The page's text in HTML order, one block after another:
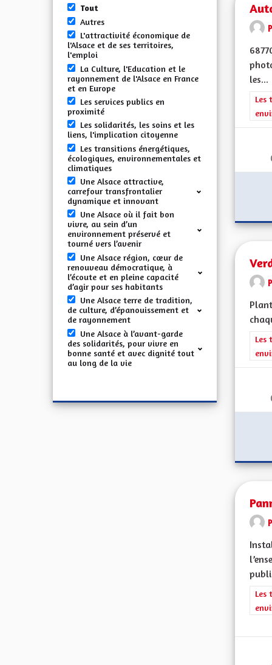
Tout
Autres
L'attractivité économique de
l'Alsace et de ses territoires,
l'emploi
La Culture, l'Education et le
rayonnement de l'Alsace en France
et en Europe
Les services publics en
proximité
Les solidarités, les soins et les
liens, l'implication citoyenne
Les transitions énergétiques,
écologiques, environnementales et
climatiques
Une Alsace attractive,
carrefour transfrontalier
dynamique et innovant
Une Alsace où il fait bon
vivre, au sein d’un
environnement préservé et
tourné vers l’avenir
Une Alsace région, cœur de
renouveau démocratique, à
l’écoute et en pleine capacité
d’agir pour ses habitants
Une Alsace terre de tradition,
de culture, d’épanouissement et
de rayonnement
Une Alsace à l’avant-garde
des solidarités, pour vivre en
bonne santé et avec dignité tout
au long de la vie
les...
Les
Les
Les